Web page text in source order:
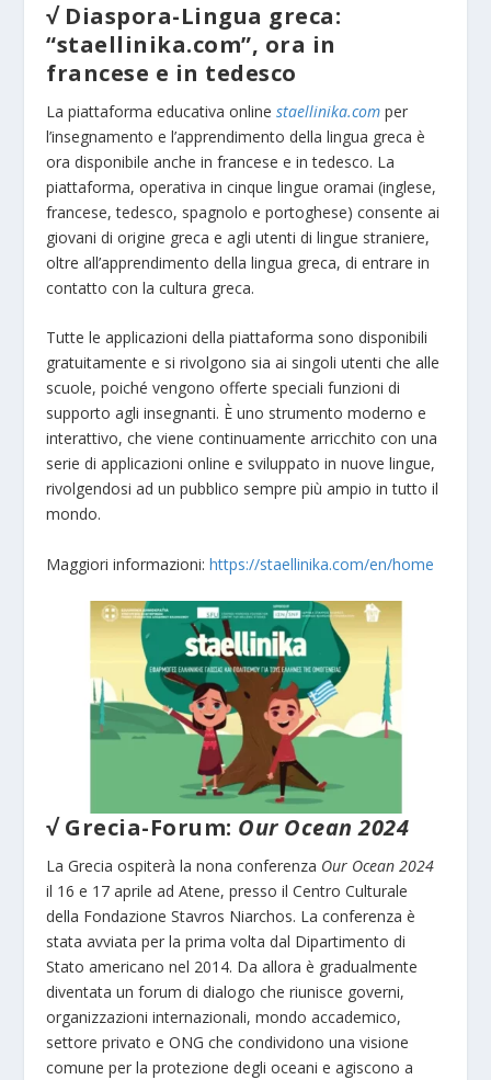
√ Diaspora-Lingua greca:
“staellinika.com”, ora in
francese e in tedesco
La piattaforma educativa onlinestaellinika.com per
l’insegnamento e l’apprendimento della lingua greca è
ora disponibile anche in francese e in tedesco. La
piattaforma, operativa in cinque lingue oramai (inglese,
francese, tedesco, spagnolo e portoghese) consente ai
giovani di origine greca e agli utenti di lingue straniere,
oltre all’apprendimento della lingua greca, di entrare in
contatto con la cultura greca.
Tutte le applicazioni della piattaforma sono disponibili
gratuitamente e si rivolgono sia ai singoli utenti che alle
scuole, poiché vengono offerte speciali funzioni di
supporto agli insegnanti. È uno strumento moderno e
interattivo, che viene continuamente arricchito con una
serie di applicazioni online e sviluppato in nuove lingue,
rivolgendosi ad un pubblico sempre più ampio in tutto il
mondo.
Maggiori informazioni:https://staellinika.com/en/home
√ Grecia-Forum: Our Ocean 2024
La Grecia ospiterà la nona conferenza Our Ocean 2024
il 16 e 17 aprile ad Atene, presso il Centro Culturale
della Fondazione Stavros Niarchos. La conferenza è
stata avviata per la prima volta dal Dipartimento di
Stato americano nel 2014. Da allora è gradualmente
diventata un forum di dialogo che riunisce governi,
organizzazioni internazionali, mondo accademico,
settore privato e ONG che condividono una visione
comune per la protezione degli oceani e agiscono a